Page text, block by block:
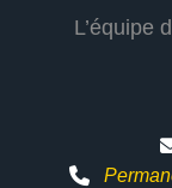
L’équipe